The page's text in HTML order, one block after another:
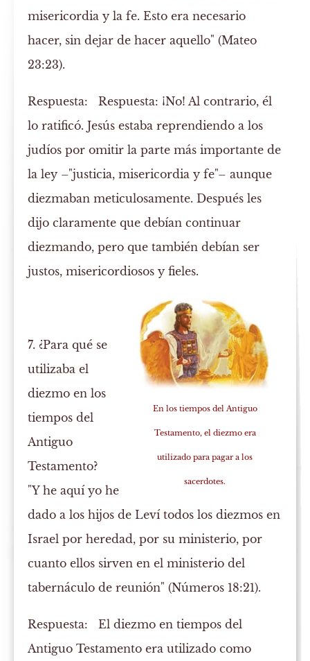
misericordia y la fe. Esto era necesario
hacer, sin dejar de hacer aquello" (Mateo
23:23).
Respuesta: Respuesta: ¡No! Al contrario, él
lo ratificó. Jesús estaba reprendiendo a los
judíos por omitir la parte más importante de
la ley –"justicia, misericordia y fe"– aunque
diezmaban meticulosamente. Después les
dijo claramente que debían continuar
diezmando, pero que también debían ser
justos, misericordiosos y fieles.
En los tiempos del Antiguo
Testamento, el diezmo era
utilizado para pagar a los
sacerdotes.
7. ¿Para qué se
utilizaba el
diezmo en los
tiempos del
Antiguo
Testamento?
"Y he aquí yo he
dado a los hijos de Leví todos los diezmos en
Israel por heredad, por su ministerio, por
cuanto ellos sirven en el ministerio del
tabernáculo de reunión" (Números 18:21).
Respuesta: El diezmo en tiempos del
Antiguo Testamento era utilizado como